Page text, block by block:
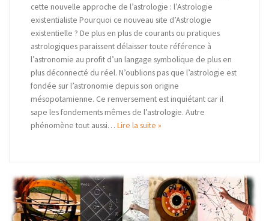
cette nouvelle approche de l’astrologie : l’Astrologie
existentialiste Pourquoi ce nouveau site d’Astrologie
existentielle ? De plus en plus de courants ou pratiques
astrologiques paraissent délaisser toute référence à
l’astronomie au profit d’un langage symbolique de plus en
plus déconnecté du réel. N’oublions pas que l’astrologie est
fondée sur l’astronomie depuis son origine
mésopotamienne. Ce renversement est inquiétant car il
sape les fondements mêmes de l’astrologie. Autre
phénomène tout aussi… Lire la suite »